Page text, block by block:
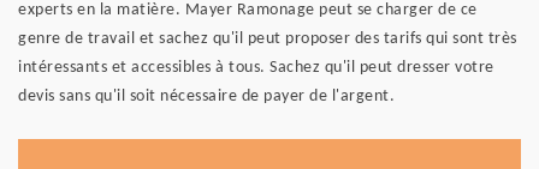
experts en la matière. Mayer Ramonage peut se charger de ce
genre de travail et sachez qu'il peut proposer des tarifs qui sont très
intéressants et accessibles à tous. Sachez qu'il peut dresser votre
devis sans qu'il soit nécessaire de payer de l'argent.